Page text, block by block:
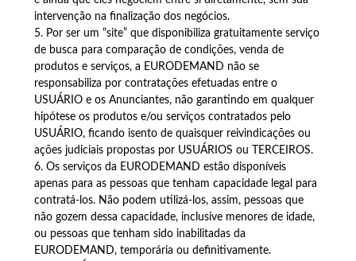
intervenção na finalização dos negócios.
5. Por ser um “site” que disponibiliza gratuitamente serviço
de busca para comparação de condições, venda de
produtos e serviços, a EURODEMAND não se
responsabiliza por contratações efetuadas entre o
USUÁRIO e os Anunciantes, não garantindo em qualquer
hipótese os produtos e/ou serviços contratados pelo
USUÁRIO, ficando isento de quaisquer reivindicações ou
ações judiciais propostas por USUÁRIOS ou TERCEIROS.
6. Os serviços da EURODEMAND estão disponíveis
apenas para as pessoas que tenham capacidade legal para
contratá-los. Não podem utilizá-los, assim, pessoas que
não gozem dessa capacidade, inclusive menores de idade,
ou pessoas que tenham sido inabilitadas da
EURODEMAND, temporária ou definitivamente.